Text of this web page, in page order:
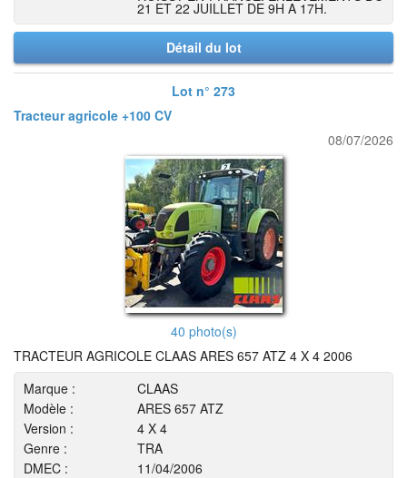
21 ET 22 JUILLET DE 9H A 17H.
Détail du lot
Lot n° 273
Tracteur agricole +100 CV
08/07/2026
40 photo(s)
TRACTEUR AGRICOLE CLAAS ARES 657 ATZ 4 X 4 2006
Marque :
CLAAS
Modèle :
ARES 657 ATZ
Version :
4 X 4
Genre :
TRA
DMEC :
11/04/2006